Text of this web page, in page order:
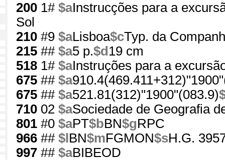
200 1# $aInstrucções para a
Sol
210 #9 $aLisboa$cTyp. da
215 ## $a5 p.$d 19 cm
518 1# $aInstruções para a
675 ## $a
675 ## $a521.81(312)"1900"(083.9)
710 02 $aSociedade de Geografia
801 #0 $aPT$bBN$gRPC
966 ## $l BN$mFGMON$sH.G.
997 ## $aBIBEOD